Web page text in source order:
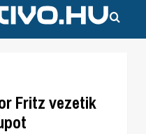
Fritz vezetik